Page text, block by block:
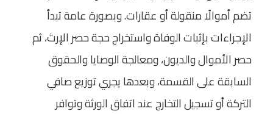
تضم أموالًا منقولة أو عقارات. وبصورة عامة تبدأ
الإجراءات بإثبات الوفاة واستخراج حجة حصر الإرث، ثم
حصر الأموال والديون، ومعالجة الوصايا والحقوق
السابقة على القسمة، وبعدها يجري توزيع صافي
التركة أو تسجيل التخارج عند اتفاق الورثة وتوافر